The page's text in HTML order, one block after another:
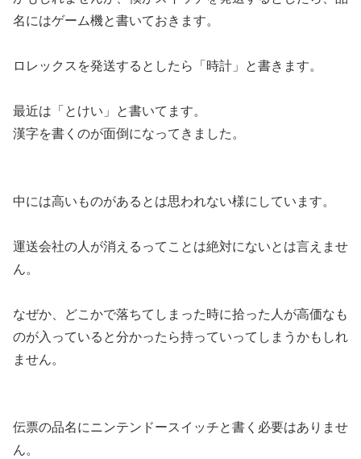
名にはゲーム機と書いておきます。
ロレックスを発送するとしたら「時計」と書きます。
最近は「とけい」と書いてます。
漢字を書くのが面倒になってきました。
中には高いものがあるとは思われない様にしています。
運送会社の人が消えるってことは絶対にないとは言えませ
ん。
なぜか、どこかで落ちてしまった時に拾った人が高価なも
のが入っていると分かったら持っていってしまうかもしれ
ません。
伝票の品名にニンテンドースイッチと書く必要はありませ
ん。